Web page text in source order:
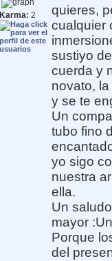
Karma: 2
quieres,
cualquier
sustiyo
cuerda y
novato,
y se te
Un
tubo fino
yo sigo
nuestra
ella.
Un
mayor
Porque
del